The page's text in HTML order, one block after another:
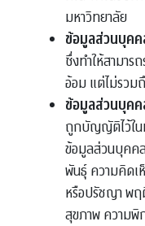
มหาวิทยาลัย
ข้อมูลส่วนบุค
ซึ่งทำให้สามาร
อ้อม แต่ไม่รวม
ข้อมูลส่วนบุคค
ถูกบัญญัติไว้ใน
ข้อมูลส่วนบุคค
พันธุ์ ความคิดเ
หรือปรัชญา พฤ
สุขภาพ ความพิ